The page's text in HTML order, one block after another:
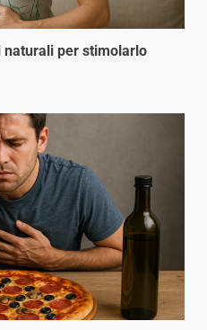
per stimolarlo